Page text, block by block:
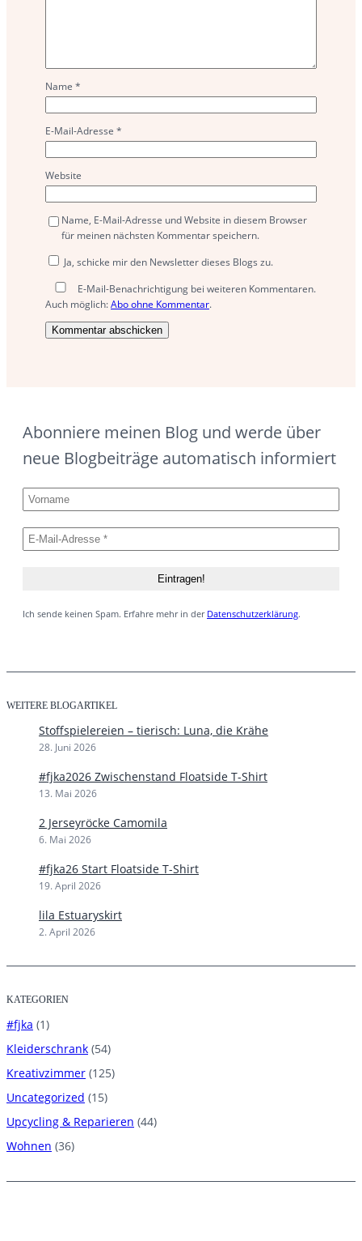
Name *
E-Mail-Adresse *
Website
Name, E-Mail-Adresse und Website in diesem Browser
für meinen nächsten Kommentar speichern.
Ja, schicke mir den Newsletter dieses Blogs zu.
E-Mail-Benachrichtigung bei weiteren Kommentaren.
Auch möglich:Abo ohne Kommentar.
Abonniere meinen Blog und werde über
neue Blogbeiträge automatisch informiert
Ich sende keinen Spam. Erfahre mehr in der Datenschutzerklärung.
WEITERE BLOGARTIKEL
Stoffspielereien – tierisch: Luna, die Krähe
28. Juni 2026
#fjka2026 Zwischenstand Floatside T-Shirt
13. Mai 2026
2 Jerseyröcke Camomila
6. Mai 2026
#fjka26 Start Floatside T-Shirt
19. April 2026
lila Estuaryskirt
2. April 2026
KATEGORIEN
#fjka (1)
Kleiderschrank (54)
Kreativzimmer (125)
Uncategorized (15)
Upcycling & Reparieren (44)
Wohnen (36)